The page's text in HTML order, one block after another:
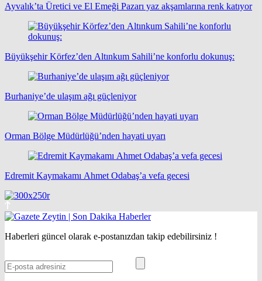
Ayvalık’ta Üretici ve El Emeği Pazarı yaz akşamlarına renk katıyor
Büyükşehir Körfez’den Altınkum Sahili’ne konforlu dokunuş:
Burhaniye’de ulaşım ağı güçleniyor
Orman Bölge Müdürlüğü’nden hayati uyarı
Edremit Kaymakamı Ahmet Odabaş’a vefa gecesi
Haberleri güncel olarak e-postanızdan takip edebilirsiniz !